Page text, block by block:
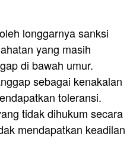
longgarnya sanksi
yang masih
di bawah umur.
sebagai kenakalan
toleransi.
tidak dihukum secara
mendapatkan keadilan